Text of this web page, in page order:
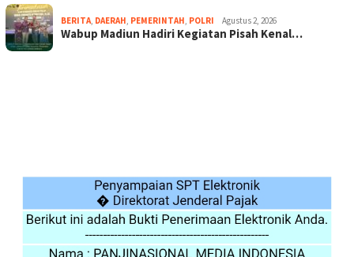
BERITA, DAERAH, PEMERINTAH, POLRI Agustus 2, 2026
Wabup Madiun Hadiri Kegiatan Pisah Kenal…